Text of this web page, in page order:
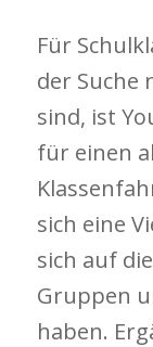
Für
der Suche
sind, ist
für einen
sich eine
sich auf
Gruppen
haben.